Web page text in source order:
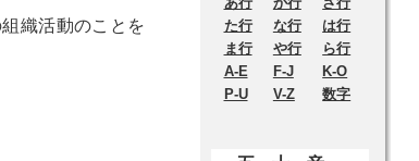
織活動のことを
た行
な行
は行
ま行
や行
ら行
A-E
F-J
K-O
P-U
V-Z 数字